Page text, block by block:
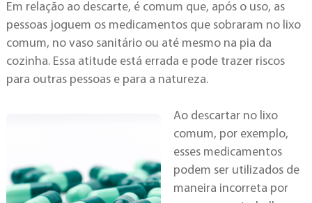
Em relação ao descarte, é comum que, após o uso, as
pessoas joguem os medicamentos que sobraram no lixo
comum, no vaso sanitário ou até mesmo na pia da
cozinha. Essa atitude está errada e pode trazer riscos
para outras pessoas e para a natureza.
Ao descartar no lixo
comum, por exemplo,
esses medicamentos
podem ser utilizados de
maneira incorreta por